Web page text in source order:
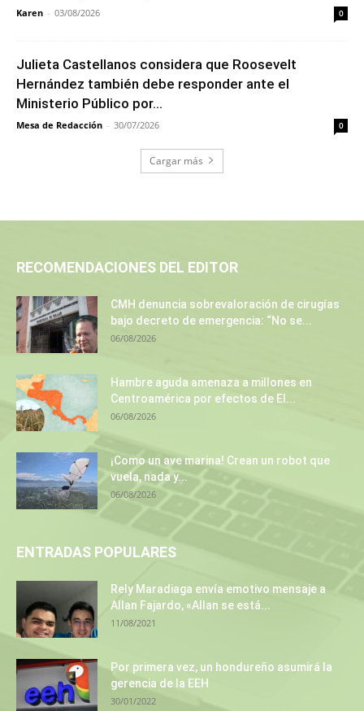
Karen - 03/08/2026 0
Julieta Castellanos considera que Roosevelt
Hernández también debe responder ante el
Ministerio Público por...
Mesa de Redacción - 30/07/2026 0
Cargar más
RECOMENDACIONES DEL EDITOR
CMH denuncia sobrevaloración de cirugías
bajo decreto de emergencia: “No se...
06/08/2026
Hambre aguda amenaza a millones en
Centroamérica por efectos de El...
06/08/2026
¡Como un ave marina! Crean un robot que
vuela, nada y...
06/08/2026
ENTRADAS POPULARES
Rely Maradiaga envía emotivo mensaje a
Allan Fajardo, «Allan se está...
11/08/2021
Por primera vez, un hondureño asumirá la
gerencia de la EEH
30/01/2022